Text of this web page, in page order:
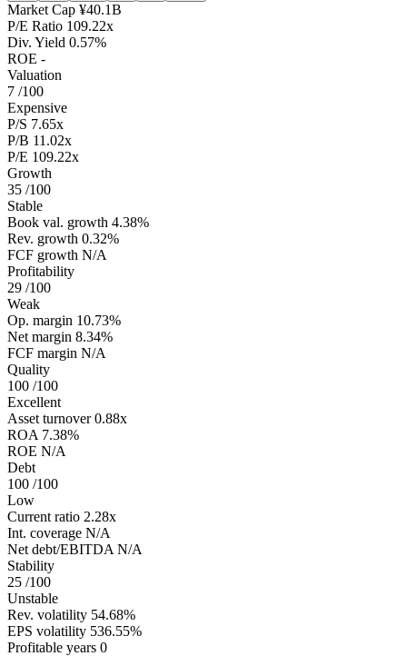
Market Cap ¥40.1B
P/E Ratio 109.22x
Div. Yield 0.57%
ROE -
Valuation
7 /100
Expensive
P/S 7.65x
P/B 11.02x
P/E 109.22x
Growth
35 /100
Stable
Book val. growth 4.38%
Rev. growth 0.32%
FCF growth N/A
Profitability
29 /100
Weak
Op. margin 10.73%
Net margin 8.34%
FCF margin N/A
Quality
100 /100
Excellent
Asset turnover 0.88x
ROA 7.38%
ROE N/A
Debt
100 /100
Low
Current ratio 2.28x
Int. coverage N/A
Net debt/EBITDA N/A
Stability
25 /100
Unstable
Rev. volatility 54.68%
EPS volatility 536.55%
Profitable years 0